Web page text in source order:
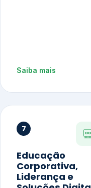
Saiba mais
7
Educação
Corporativa,
Liderança e